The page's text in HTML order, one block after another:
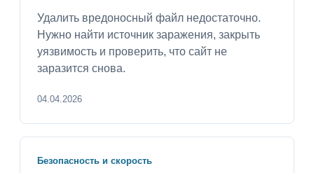
Удалить вредоносный файл недостаточно.
Нужно найти источник заражения, закрыть
уязвимость и проверить, что сайт не
заразится снова.
04.04.2026
Безопасность и скорость